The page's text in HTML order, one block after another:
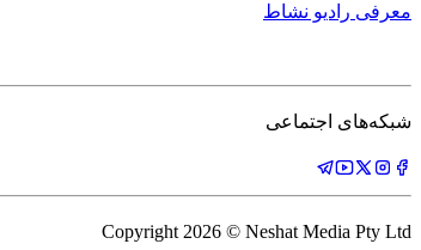
معرفی رادیو نشاط
شبکه‌های اجتماعی
Copyright 2026 © Neshat Media Pty Ltd